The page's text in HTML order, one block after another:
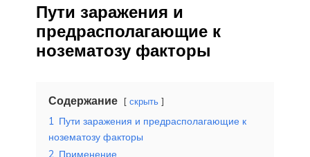
Пути заражения и
предрасполагающие к
нозематозу факторы
Содержание скрыть
1 Пути заражения и предрасполагающие к
нозематозу факторы
2 Применение